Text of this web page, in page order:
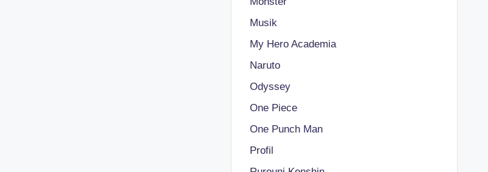
Musik
My Hero Academia
Naruto
Odyssey
One Piece
One Punch Man
Profil